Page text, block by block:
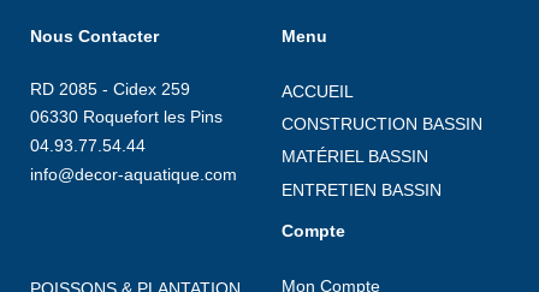
Nous Contacter
RD 2085 - Cidex 259
06330 Roquefort les Pins
04.93.77.54.44
info@decor-aquatique.com
Menu
ACCUEIL
CONSTRUCTION BASSIN
MATÉRIEL BASSIN
ENTRETIEN BASSIN
Compte
Mon Compte